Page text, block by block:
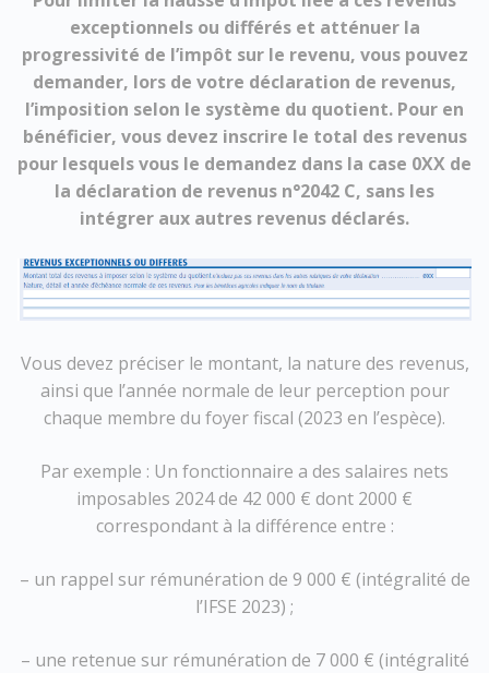
exceptionnels ou différés et atténuer la
progressivité de l’impôt sur le revenu, vous pouvez
demander, lors de votre déclaration de revenus,
l’imposition selon le système du quotient. Pour en
bénéficier, vous devez inscrire le total des revenus
pour lesquels vous le demandez dans la case 0XX de
la déclaration de revenus n°2042 C, sans les
intégrer aux autres revenus déclarés.
Vous devez préciser le montant, la nature des revenus,
ainsi que l’année normale de leur perception pour
chaque membre du foyer fiscal (2023 en l’espèce).
Par exemple : Un fonctionnaire a des salaires nets
imposables 2024 de 42 000 € dont 2000 €
correspondant à la différence entre :
– un rappel sur rémunération de 9 000 € (intégralité de
l’IFSE 2023) ;
– une retenue sur rémunération de 7 000 € (intégralité